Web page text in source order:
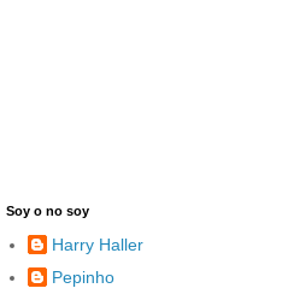
Soy o no soy
Harry Haller
Pepinho